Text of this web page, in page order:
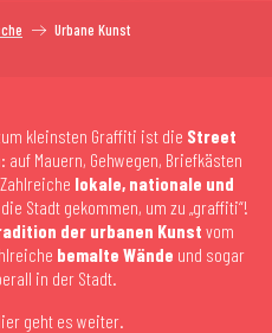
Urbane Kunst
kleinsten Graffiti ist die Street
auf Mauern, Gehwegen, Briefkästen
lokale, nationale und
Stadt gekommen, um zu „graffiti“!
der urbanen Kunst vom
bemalte Wände und sogar
in der Stadt.
geht es weiter.